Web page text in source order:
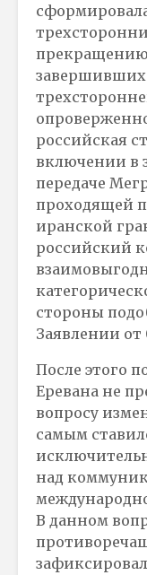
прекращению
российская
включении в
передаче
проходящей
иранской
российский
стороны
Заявлении от
После этого
Еревана не
вопросу
самым
над
В данном